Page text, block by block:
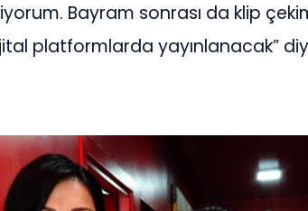
Bayram sonrası da klip
platformlarda yayınlanacak”